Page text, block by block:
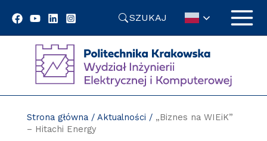
SZUKAJ
Strona główna/ Aktualności / „Biznes na WIEiK”
– Hitachi Energy